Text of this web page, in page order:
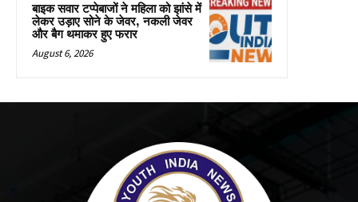
बाइक सवार टप्पेबाजों ने महिला को झांसे में
लेकर उड़ाए सोने के जेवर, नकली जेवर
और बैग थमाकर हुए फरार
August 6, 2026